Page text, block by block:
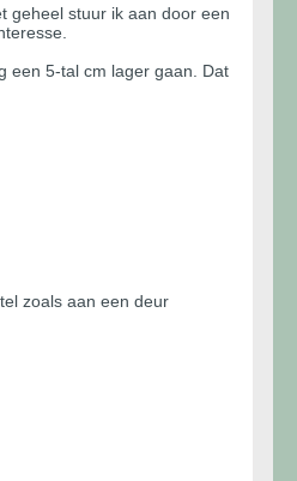
geheel stuur ik aan door een
een 5-tal cm lager gaan. Dat
zoals aan een deur